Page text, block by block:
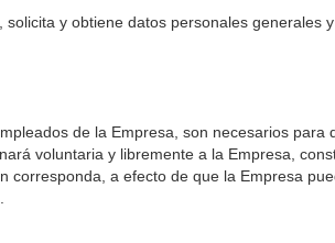
y obtiene datos personales generales
de la Empresa, son necesarios
voluntaria y libremente a la Empresa,
a efecto de que la Empresa